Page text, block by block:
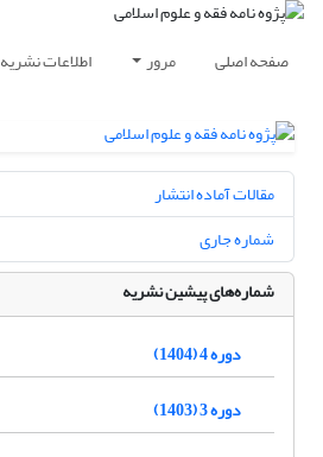
صفحه اصلی مرور اطلاعات نشریه
مقالات آماده انتشار
شماره جاری
شماره‌های پیشین نشریه
دوره 4 (1404)
دوره 3 (1403)